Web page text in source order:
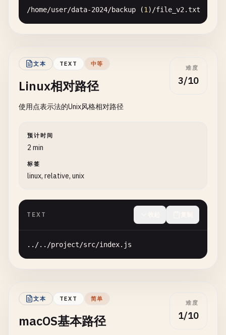
/home/user/data-2024/backup (1 ) /file_v2 .txt
文本 TEXT 中等
Linux相对路径
使用点表示法的Unix风格相对路径
难度
3/10
预计时间
2 min
标签
linux, relative, unix
TEXT
.. /.. /project/src/index. js
文本 TEXT 简单
macOS基本路径
难度
1/10